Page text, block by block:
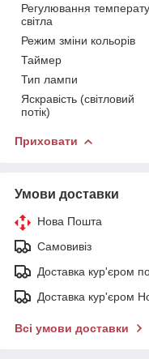
Регулювання
світла
Режим зміни кольорів
Таймер
Тип лампи
Яскравість (світловий
потік)
Приховати
Умови доставки
Нова Пошта
Самовивіз
Доставка кур'єром
Доставка кур'єром
Всі умови доставки